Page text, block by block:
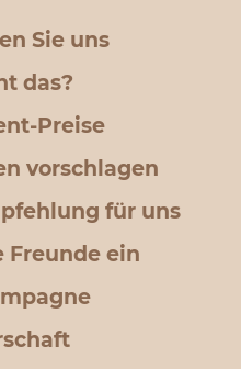
Sie uns
das?
Preise
vorschlagen
für uns
Freunde ein